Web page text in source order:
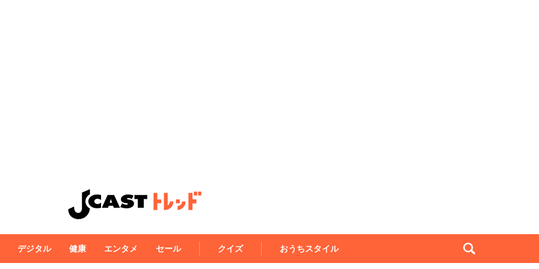
デジタル 健康 エンタメ セール クイズ おうちスタイル